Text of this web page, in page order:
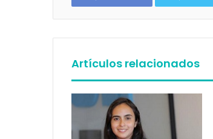
Artículos relacionados